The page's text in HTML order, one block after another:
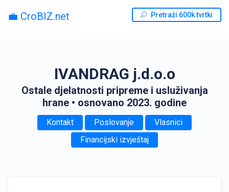
💼 CroBIZ.net Pretraži 600k tvrtki
IVANDRAG j.d.o.o
Ostale djelatnosti pripreme i usluživanja
hrane • osnovano 2023. godine
Kontakt Poslovanje
Vlasnici
Financijski izvještaj